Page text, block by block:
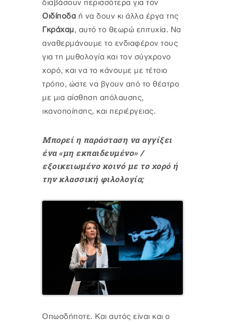
διαβάσουν περισσότερα για τον
Οιδίποδα ή να δουν κι άλλα έργα της
Γκράχαμ, αυτό το θεωρώ επιτυχία. Να
αναθερμάνουμε το ενδιαφέρον τους
για τη μυθολογία και τον σύγχρονο
χορό, και να το κάνουμε με τέτοιο
τρόπο, ώστε να βγουν από το θέατρο
με μια αίσθηση απόλαυσης,
ικανοποίησης, και περιέργειας.
Μπορεί η παράσταση να αγγίξει
ένα «μη εκπαιδευμένο» /
εξοικειωμένο κοινό με το χορό ή
την κλασσική φιλολογία;
Οπωσδήποτε. Και αυτός είναι και ο